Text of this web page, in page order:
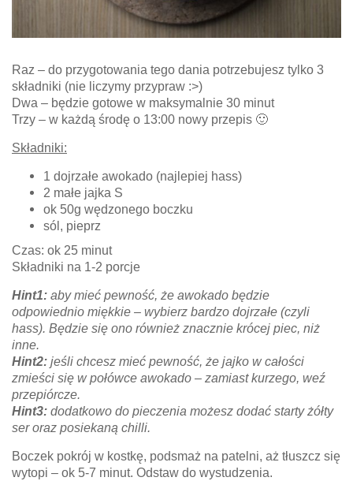
Raz – do przygotowania tego dania potrzebujesz tylko 3
składniki (nie liczymy przypraw :>)
Dwa – będzie gotowe w maksymalnie 30 minut
Trzy – w każdą środę o 13:00 nowy przepis 🙂
Składniki:
1 dojrzałe awokado (najlepiej hass)
2 małe jajka S
ok 50g wędzonego boczku
sól, pieprz
Czas: ok 25 minut
Składniki na 1-2 porcje
Hint1: aby mieć pewność, że awokado będzie
odpowiednio miękkie – wybierz bardzo dojrzałe (czyli
hass). Będzie się ono również znacznie krócej piec, niż
inne.
Hint2: jeśli chcesz mieć pewność, że jajko w całości
zmieści się w połówce awokado – zamiast kurzego, weź
przepiórcze.
Hint3: dodatkowo do pieczenia możesz dodać starty żółty
ser oraz posiekaną chilli.
Boczek pokrój w kostkę, podsmaż na patelni, aż tłuszcz się
wytopi – ok 5-7 minut. Odstaw do wystudzenia.